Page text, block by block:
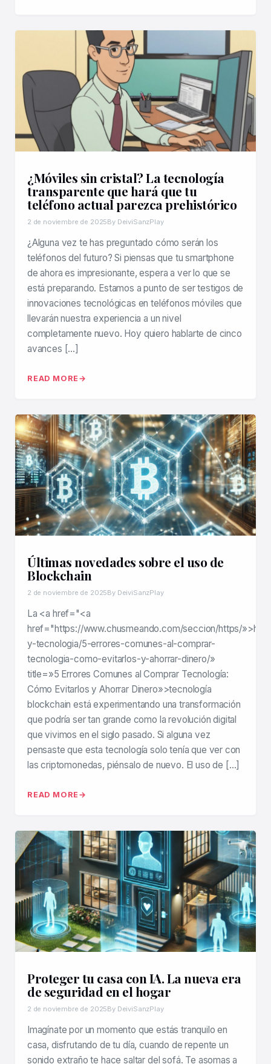
¿Móviles sin cristal? La tecnología
transparente que hará que tu
teléfono actual parezca prehistórico
2 de noviembre de 2025By DeiviSanzPlay
¿Alguna vez te has preguntado cómo serán los
teléfonos del futuro? Si piensas que tu smartphone
de ahora es impresionante, espera a ver lo que se
está preparando. Estamos a punto de ser testigos de
innovaciones tecnológicas en teléfonos móviles que
llevarán nuestra experiencia a un nivel
completamente nuevo. Hoy quiero hablarte de cinco
avances […]
READ MORE
Últimas novedades sobre el uso de
Blockchain
2 de noviembre de 2025By DeiviSanzPlay
La <a href="<a
href="https://www.chusmeando.com/seccion/https/
y-tecnologia/5-errores-comunes-al-comprar-
tecnologia-como-evitarlos-y-ahorrar-dinero/»
title=»5 Errores Comunes al Comprar Tecnología:
Cómo Evitarlos y Ahorrar Dinero»>tecnología
blockchain está experimentando una transformación
que podría ser tan grande como la revolución digital
que vivimos en el siglo pasado. Si alguna vez
pensaste que esta tecnología solo tenía que ver con
las criptomonedas, piénsalo de nuevo. El uso de […]
READ MORE
Proteger tu casa con IA. La nueva era
de seguridad en el hogar
2 de noviembre de 2025By DeiviSanzPlay
Imagínate por un momento que estás tranquilo en
casa, disfrutando de tu día, cuando de repente un
sonido extraño te hace saltar del sofá. Te asomas a